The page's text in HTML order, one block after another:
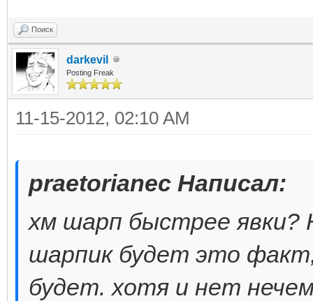
Поиск
darkevil
Posting Freak
11-15-2012, 02:10 AM
praetorianec Написал:
хм шарп быстрее явки?
шарпик будет это факт,
будет. хотя и нет